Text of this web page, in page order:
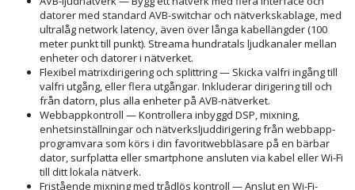
datorer med standard AVB-switchar och nätverkskablage, med
ultralåg network latency, även över långa kabellängder (100
meter punkt till punkt). Streama hundratals ljudkanaler mellan
enheter och datorer i nätverket.
Flexibel matrixdirigering och splittring — Skicka valfri ingång till
valfri utgång, eller flera utgångar. Inkluderar dirigering till och
från datorn, plus alla enheter på AVB-nätverket.
Webbappkontroll — Kontrollera inbyggd DSP, mixning,
enhetsinställningar och nätverksljuddirigering från webbapp-
programvara som körs i din favoritwebbläsare på en bärbar
dator, surfplatta eller smartphone ansluten via kabel eller Wi-Fi
till ditt lokala nätverk.
Fristående mixning med trådlös kontroll — Anslut en Wi-Fi-